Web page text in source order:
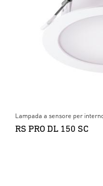
Lampada a sensore per
RS PRO DL 150 SC